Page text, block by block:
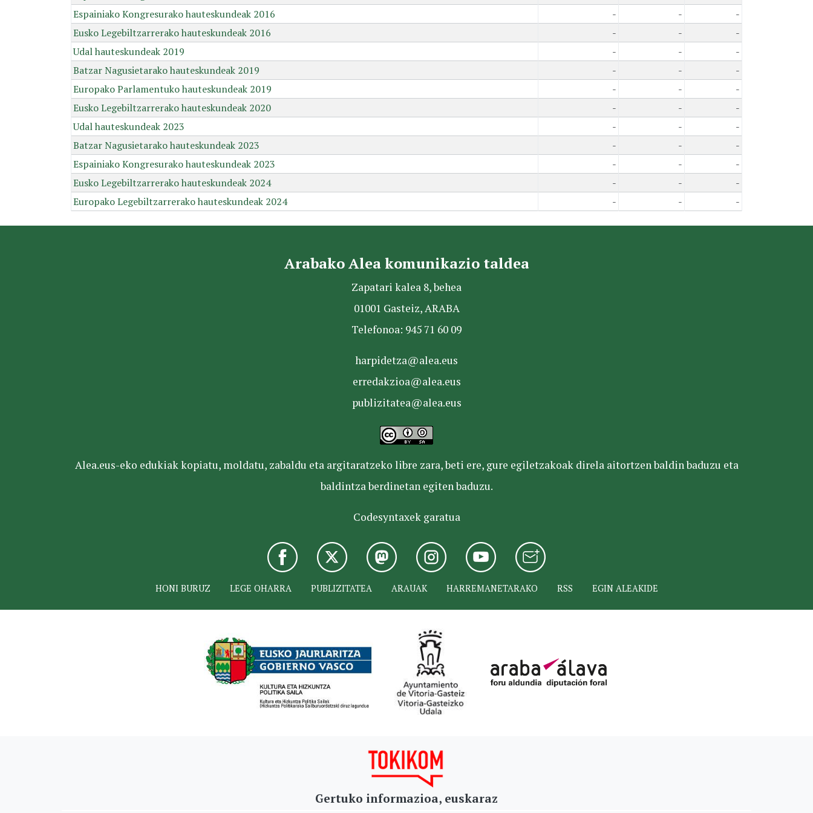
Espainiako Kongresurako hauteskundeak 2016
- -
-
Eusko Legebiltzarrerako hauteskundeak 2016
- -
-
Udal hauteskundeak 2019
- -
-
Batzar Nagusietarako hauteskundeak 2019
- -
-
Europako Parlamentuko hauteskundeak 2019
- -
-
Eusko Legebiltzarrerako hauteskundeak 2020
- -
-
Udal hauteskundeak 2023
- -
-
Batzar Nagusietarako hauteskundeak 2023
- -
-
Espainiako Kongresurako hauteskundeak 2023
- -
-
Eusko Legebiltzarrerako hauteskundeak 2024
- -
-
Europako Legebiltzarrerako hauteskundeak 2024
- - -
Arabako Alea komunikazio taldea
Zapatari kalea 8, behea
01001 Gasteiz, ARABA
Telefonoa: 945 71 60 09
harpidetza@alea.eus
erredakzioa@alea.eus
publizitatea@alea.eus
Alea.eus-eko edukiak kopiatu, moldatu, zabaldu eta argitaratzeko libre zara, beti ere, gure egiletzakoak direla aitortzen baldin baduzu eta
baldintza berdinetan egiten baduzu.
Codesyntaxek garatua
HONI BURUZ LEGE OHARRA PUBLIZITATEA ARAUAK HARREMANETARAKO RSS EGIN ALEAKIDE
Gertuko informazioa, euskaraz